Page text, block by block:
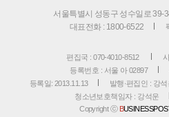
서울특별시 성동구 성수일로 39-
대표전화 : 1800-6522
편집국 : 070-4010-8512
등록번호 : 서울 아 02897
등록일: 2013.11.13
발행·편집인 : 강석
청소년보호책임자 : 강석운
Copyright ⓒ B